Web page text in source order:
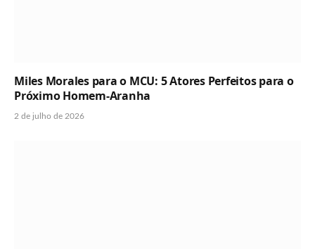
Miles Morales para o MCU: 5 Atores Perfeitos para o
Próximo Homem-Aranha
2 de julho de 2026